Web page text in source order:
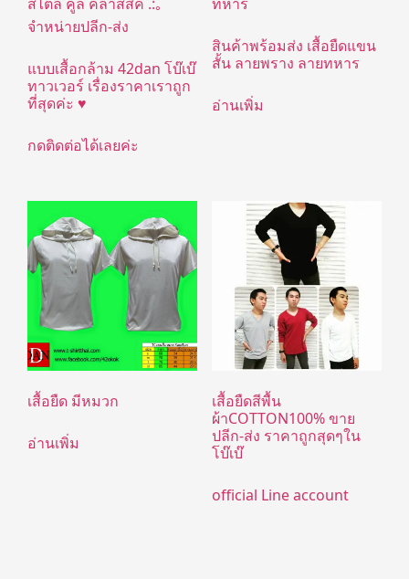
แบบเสื้อกล้าม 42dan โบ๊เบ๊
ทาวเวอร์ เรื่องราคาเราถูก
ที่สุดค่ะ ♥
กดติดต่อได้เลยค่ะ
สินค้าพร้อมส่ง เสื้อยืดแขน
สั้น ลายพราง ลายทหาร
อ่านเพิ่ม
เสื้อยืด มีหมวก
อ่านเพิ่ม
เสื้อยืดสีพื้น
ผ้าCOTTON100% ขาย
ปลีก-ส่ง ราคาถูกสุดๆใน
โบ๊เบ๊
official Line account